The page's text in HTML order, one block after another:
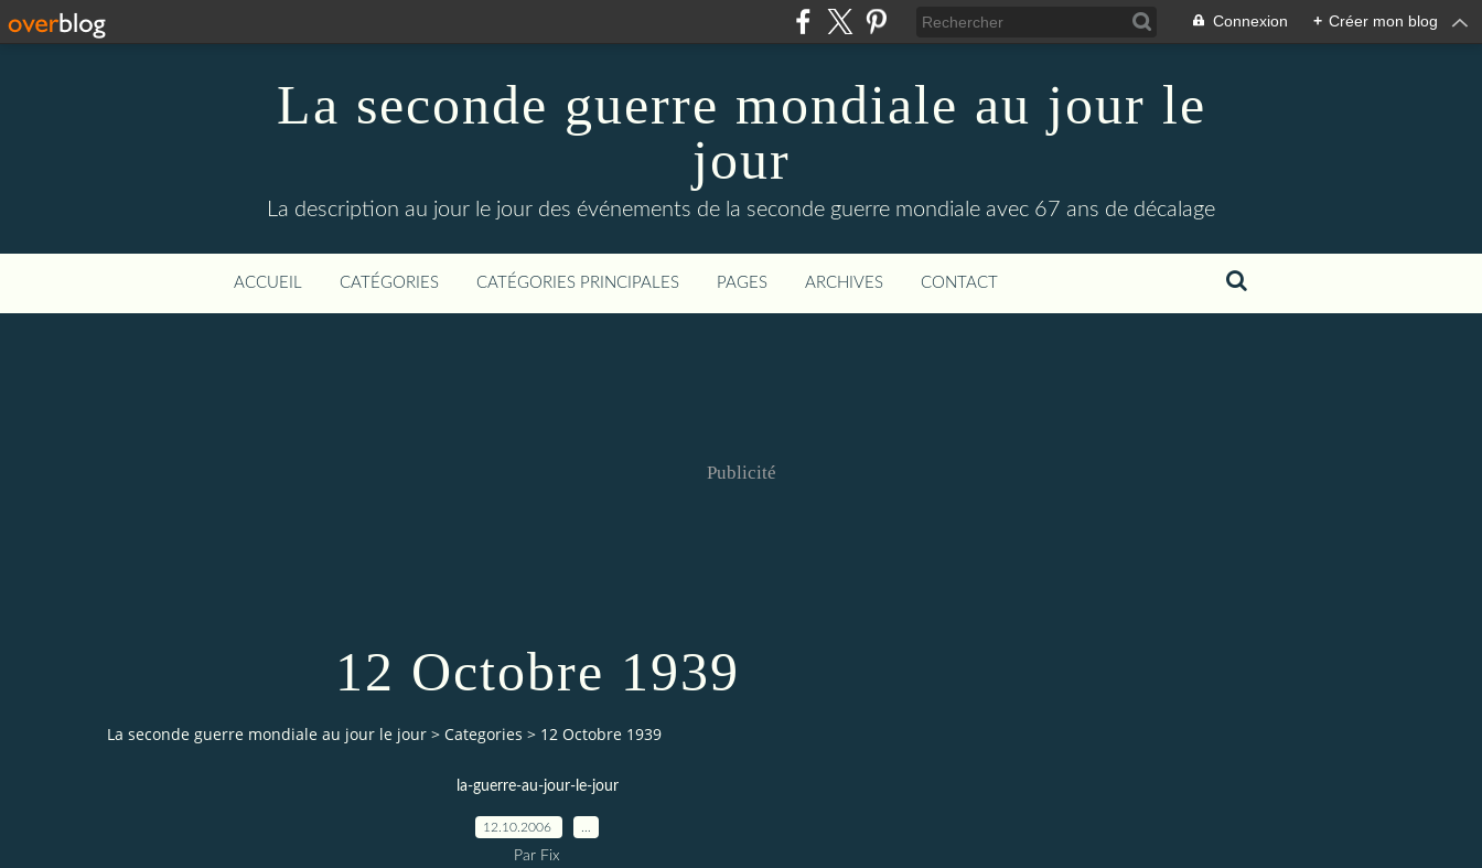
Connexion + Créer mon blog
La seconde guerre mondiale au jour le
jour
La description au jour le jour des événements de la seconde guerre mondiale avec 67 ans de décalage
ACCUEIL CATÉGORIES CATÉGORIES PRINCIPALES PAGES ARCHIVES CONTACT
Publicité
12 Octobre 1939
La seconde guerre mondiale au jour le jour > Categories > 12 Octobre 1939
la-guerre-au-jour-le-jour
12.10.2006
Par Fix